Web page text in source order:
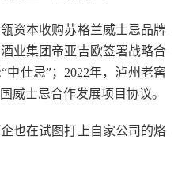
资本收购苏格兰威士忌品牌
业集团帝亚吉欧签署战略合
仕忌”；2022年，泸州老窖
威士忌合作发展项目协议。
也在试图打上自家公司的烙